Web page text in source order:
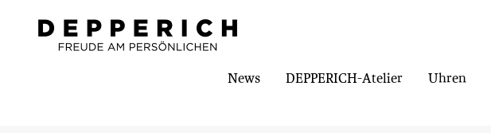
News DEPPERICH-Atelier Uhren